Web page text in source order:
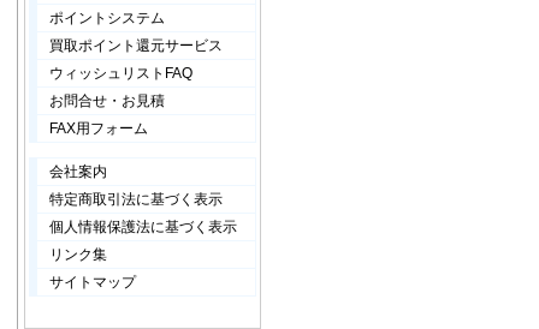
ポイントシステム
買取ポイント還元サービス
ウィッシュリストFAQ
お問合せ・お見積
FAX用フォーム
会社案内
特定商取引法に基づく表示
個人情報保護法に基づく表示
リンク集
サイトマップ